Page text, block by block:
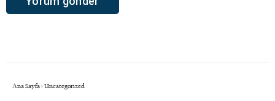
Ana Sayfa› Uncategorized